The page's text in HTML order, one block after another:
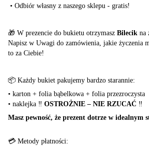
• Odbiór własny z naszego sklepu - gratis!
🎁 W prezencie do bukietu otrzymasz Bilecik na
Napisz w Uwagi do zamówienia, jakie życzenia
to za Ciebie!
📦 Każdy bukiet pakujemy bardzo starannie:
• karton + folia bąbelkowa + folia przezroczysta
• naklejka ‼️ OSTROŻNIE – NIE RZUCAĆ ‼️
Masz pewność, że prezent dotrze w idealnym
💳 Metody płatności: